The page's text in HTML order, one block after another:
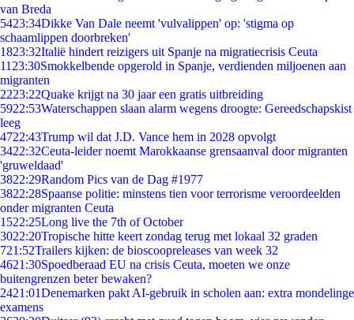
van Breda
5423:34Dikke Van Dale neemt 'vulvalippen' op: 'stigma op
schaamlippen doorbreken'
1823:32Italië hindert reizigers uit Spanje na migratiecrisis Ceuta
11 23:30Smokkelbende opgerold in Spanje, verdienden miljoenen aan
migranten
2223:22Quake krijgt na 30 jaar een gratis uitbreiding
5922:53Waterschappen slaan alarm wegens droogte: Gereedschapskist
leeg
4722:43Trump wil dat J.D. Vance hem in 2028 opvolgt
3422:32Ceuta-leider noemt Marokkaanse grensaanval door migranten
'gruweldaad'
3822:29Random Pics van de Dag #1977
3822:28Spaanse politie: minstens tien voor terrorisme veroordeelden
onder migranten Ceuta
1522:25Long live the 7th of October
3022:20Tropische hitte keert zondag terug met lokaal 32 graden
721:52Trailers kijken: de bioscoopreleases van week 32
4621:30Spoedberaad EU na crisis Ceuta, moeten we onze
buitengrenzen beter bewaken?
2421:01Denemarken pakt AI-gebruik in scholen aan: extra mondelinge
examens